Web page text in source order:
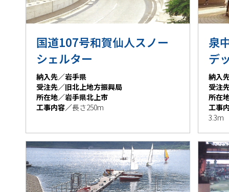
国道107号和賀仙人スノー
シェルター
納入先／岩手県
受注先／旧北上地方振興局
所在地／岩手県北上市
工事内容／長さ250m
泉
デ
納入
受注
所在
工事
3.3m